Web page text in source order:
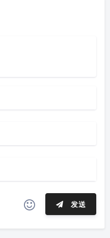
发送